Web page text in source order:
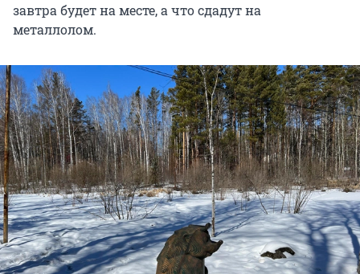
завтра будет на месте, а что сдадут на
металлолом.